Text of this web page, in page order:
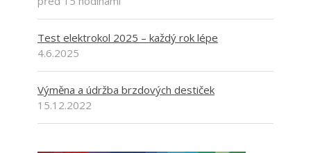
Test elektrokol 2025 – každý rok lépe
4.6.2025
Výměna a údržba brzdových destiček
15.12.2022